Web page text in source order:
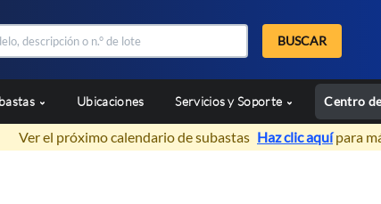
BUSCAR
Ubicaciones Servicios y Soporte Centro
Ver el próximo calendario de subastas Haz clic aquípara